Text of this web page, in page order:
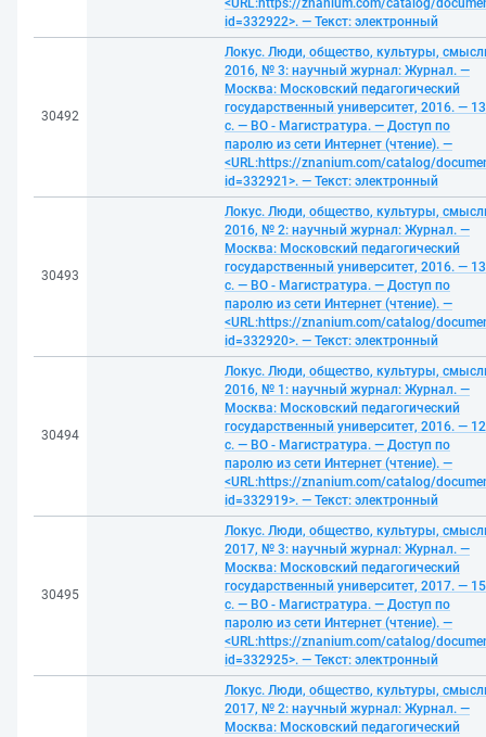
<URL:https://znanium.com/catalog/
id=332922>. — Текст: электронный
30492
Локус. Люди, общество, культуры,
2016, № 3: научный журнал: Журнал. —
Москва: Московский педагогический
государственный университет, 2016. —
с. — ВО - Магистратура. — Доступ по
паролю из сети Интернет (чтение). —
<URL:https://znanium.com/catalog/
id=332921>. — Текст: электронный
30493
Локус. Люди, общество, культуры,
2016, № 2: научный журнал: Журнал. —
Москва: Московский педагогический
государственный университет, 2016. —
с. — ВО - Магистратура. — Доступ по
паролю из сети Интернет (чтение). —
<URL:https://znanium.com/catalog/
id=332920>. — Текст: электронный
30494
Локус. Люди, общество, культуры,
2016, № 1: научный журнал: Журнал. —
Москва: Московский педагогический
государственный университет, 2016. —
с. — ВО - Магистратура. — Доступ по
паролю из сети Интернет (чтение). —
<URL:https://znanium.com/catalog/
id=332919>. — Текст: электронный
30495
Локус. Люди, общество, культуры,
2017, № 3: научный журнал: Журнал. —
Москва: Московский педагогический
государственный университет, 2017. —
с. — ВО - Магистратура. — Доступ по
паролю из сети Интернет (чтение). —
<URL:https://znanium.com/catalog/
id=332925>. — Текст: электронный
Локус. Люди, общество, культуры,
2017, № 2: научный журнал: Журнал. —
Москва: Московский педагогический